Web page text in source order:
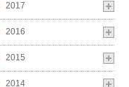
2017
2016
2015
2014